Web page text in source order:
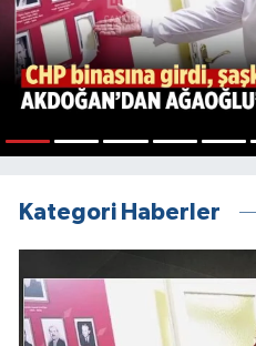
Kategori Haberler